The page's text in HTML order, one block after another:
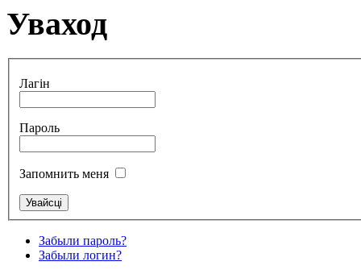
Уваход
Лагін
Пароль
Запомнить меня
Забыли пароль?
Забыли логин?